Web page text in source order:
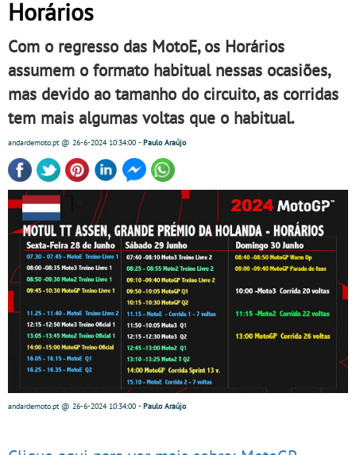
Horários
Com o regresso das MotoE, os Horários
assumem o formato habitual nessas ocasiões,
mas devido ao tamanho do circuito, as corridas
tem mais algumas voltas que o habitual.
andardemoto.pt@ 26-6-202410:34:00 - Paulo Araújo
andardemoto.pt@ 26-6-202410:34:00 - Paulo Araújo